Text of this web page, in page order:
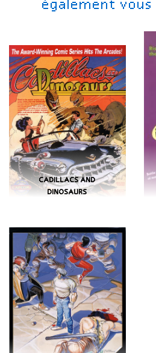
également
CADILLACS AND
DINOSAURS